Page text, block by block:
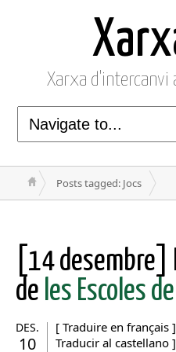
Xarxa d'intercanvi
Posts tagged: Jocs
[14
de les Escoles
DES.
10
[ Traduire en
Traducir al castellano